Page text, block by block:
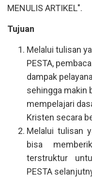
MENULIS ARTIKEL".
Tujuan
Melalui tulisan
PESTA,
dampak
sehingga makin
mempelajari
Kristen secara
Melalui tulisan
bisa
terstruktur
PESTA